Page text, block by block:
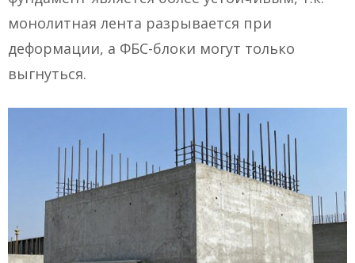
монолитная лента разрывается при
деформации, а ФБС-блоки могут только
выгнуться.